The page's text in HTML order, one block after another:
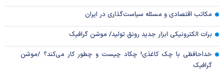
مکاتب اقتصادی و مسئله سیاست‌گذاری در ایران
برات الکترونیکی ابزار جدید رونق تولید/ موشن گرافیک
خداحافظی با چک کاغذی! چکاد چیست و چطور کار می‌کند؟ /موشن
گرافیک